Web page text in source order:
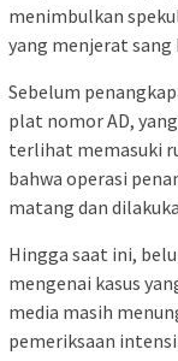
menimbulkan
yang menjerat sang
Sebelum
plat nomor AD,
terlihat memasuki
bahwa operasi
matang dan
Hingga saat ini,
mengenai kasus
media masih
pemeriksaan